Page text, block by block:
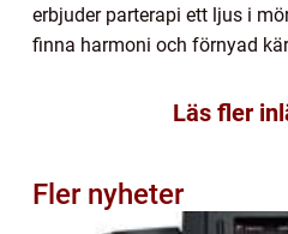
erbjuder parterapi ett ljus i
finna harmoni och förnyad
Läs fler
Fler nyheter